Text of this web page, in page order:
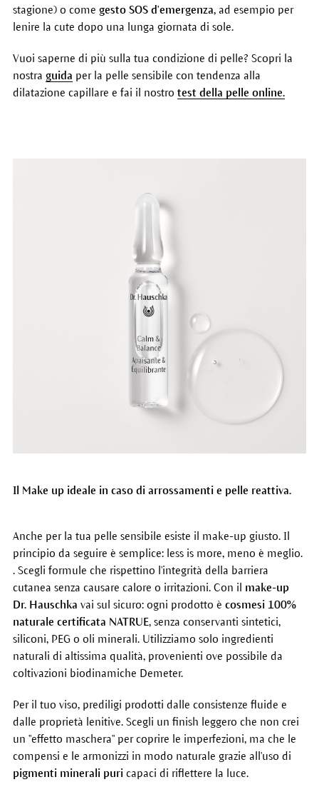
stagione) o come gesto SOS d'emergenza,ad esempio per
lenire la cute dopo una lunga giornata di sole.
Vuoi saperne di più sulla tua condizione di pelle? Scopri la
nostra guida per la pelle sensibile con tendenza alla
dilatazione capillare e fai il nostro test della pelle online.
Il Make up ideale in caso di arrossamenti e pelle reattiva.
Anche per la tua pelle sensibile esiste il make-up giusto. Il
principio da seguire è semplice: less is more, meno è meglio.
. Scegli formule che rispettino l'integrità della barriera
cutanea senza causare calore o irritazioni. Con il make-up
Dr. Hauschka vai sul sicuro: ogni prodotto è cosmesi 100%
naturale certificata NATRUE, senza conservanti sintetici,
siliconi, PEG o oli minerali. Utilizziamo solo ingredienti
naturali di altissima qualità, provenienti ove possibile da
coltivazioni biodinamiche Demeter.
Per il tuo viso, prediligi prodotti dalle consistenze fluide e
dalle proprietà lenitive. Scegli un finish leggero che non crei
un "effetto maschera" per coprire le imperfezioni, ma che le
compensi e le armonizzi in modo naturale grazie all'uso di
pigmenti minerali puricapaci di riflettere la luce.